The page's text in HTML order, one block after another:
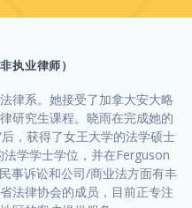
执业律师）
律系。她接受了加拿大安大略
研究生课程。晓雨在完成她的
，获得了女王大学的法学硕士
学学士学位，并在Ferguson
事诉讼和公司/商业法方面有丰
法律协会的成员，目前正专注